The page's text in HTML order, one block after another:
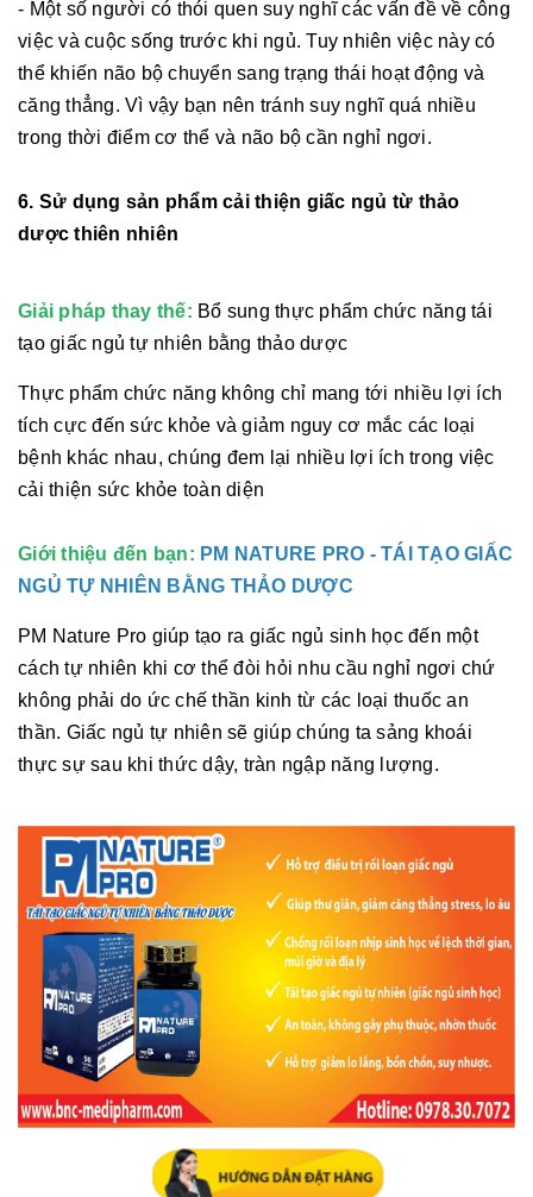
- Một số người có thói quen suy nghĩ các vấn đề về công
việc và cuộc sống trước khi ngủ. Tuy nhiên việc này có
thể khiến não bộ chuyển sang trạng thái hoạt động và
căng thẳng. Vì vậy bạn nên tránh suy nghĩ quá nhiều
trong thời điểm cơ thể và não bộ cần nghỉ ngơi.
6. Sử dụng sản phẩm cải thiện giấc ngủ từ thảo
dược thiên nhiên
Giải pháp thay thế: Bổ sung thực phẩm chức năng tái
tạo giấc ngủ tự nhiên bằng thảo dược
Thực phẩm chức năng không chỉ mang tới nhiều lợi ích
tích cực đến sức khỏe và giảm nguy cơ mắc các loại
bệnh khác nhau, chúng đem lại nhiều lợi ích trong việc
cải thiện sức khỏe toàn diện
Giới thiệu đến bạn: PM NATURE PRO - TÁI TẠO GIẤC
NGỦ TỰ NHIÊN BẰNG THẢO DƯỢC
PM Nature Pro giúp tạo ra giấc ngủ sinh học đến một
cách tự nhiên khi cơ thể đòi hỏi nhu cầu nghỉ ngơi chứ
không phải do ức chế thần kinh từ các loại thuốc an
thần. Giấc ngủ tự nhiên sẽ giúp chúng ta sảng khoái
thực sự sau khi thức dậy, tràn ngập năng lượng.